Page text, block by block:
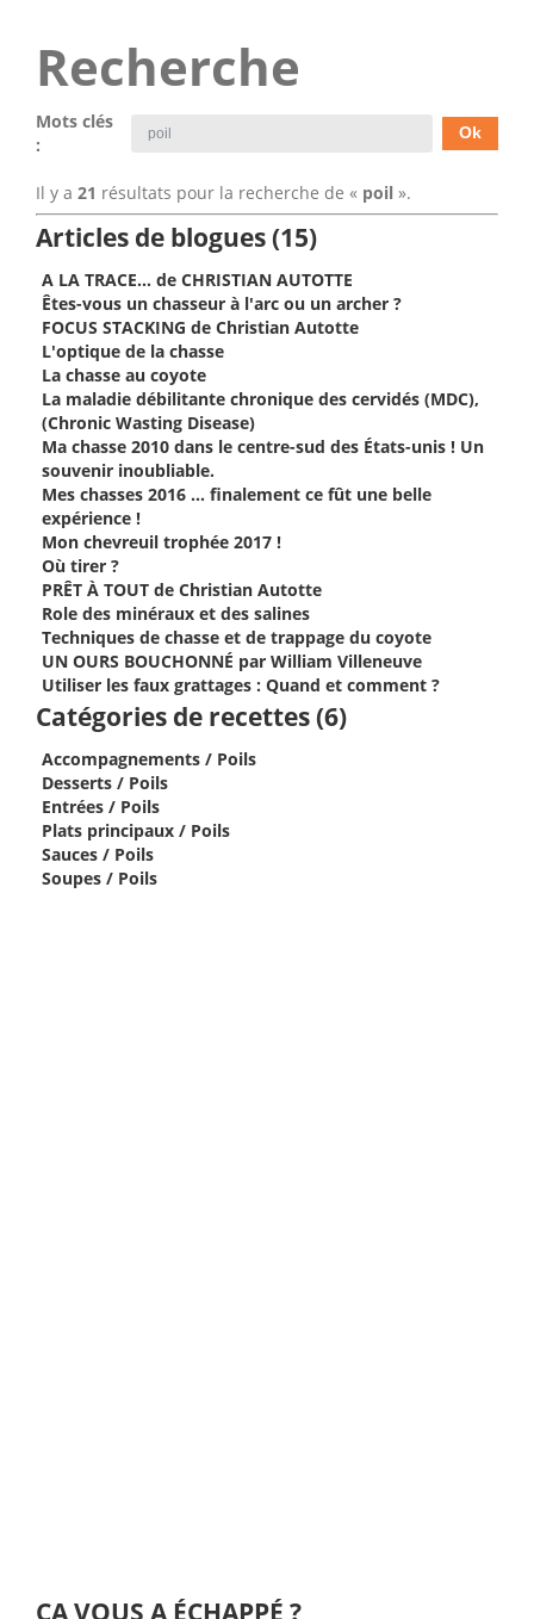
Recherche
Mots clés
:
Il y a 21 résultats pour la recherche de « poil ».
Articles de blogues (15)
A LA TRACE… de CHRISTIAN AUTOTTE
Êtes-vous un chasseur à l'arc ou un archer ?
FOCUS STACKING de Christian Autotte
L'optique de la chasse
La chasse au coyote
La maladie débilitante chronique des cervidés (MDC),
(Chronic Wasting Disease)
Ma chasse 2010 dans le centre-sud des États-unis ! Un
souvenir inoubliable.
Mes chasses 2016 ... finalement ce fût une belle
expérience !
Mon chevreuil trophée 2017 !
Où tirer ?
PRÊT À TOUT de Christian Autotte
Role des minéraux et des salines
Techniques de chasse et de trappage du coyote
UN OURS BOUCHONNÉ par William Villeneuve
Utiliser les faux grattages : Quand et comment ?
Catégories de recettes (6)
Accompagnements / Poils
Desserts / Poils
Entrées / Poils
Plats principaux / Poils
Sauces / Poils
Soupes / Poils
ÇA VOUS A ÉCHAPPÉ ?